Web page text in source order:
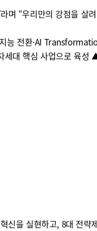
며 “우리만의 강점을
전환·AI
대 핵심 사업으로 육성
신을 실현하고, 8대 전